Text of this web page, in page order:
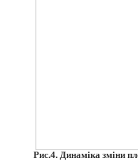
Рис.4. Динаміка зміни